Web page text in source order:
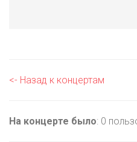
<- Назад к концертам
На концерте было: 0